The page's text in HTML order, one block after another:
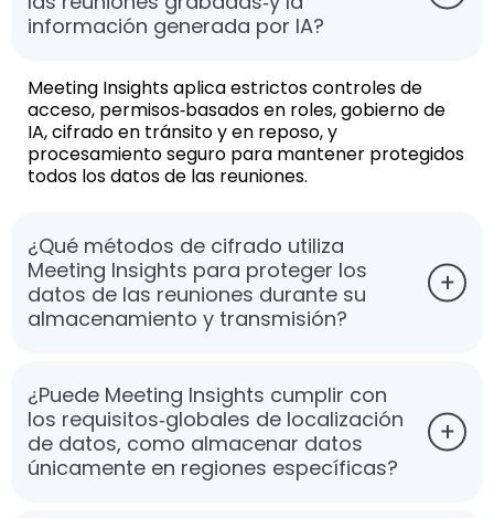
información generada por IA?
Meeting Insights aplica estrictos controles de
acceso, permisos‑basados en roles, gobierno de
IA, cifrado en tránsito y en reposo, y
procesamiento seguro para mantener protegidos
todos los datos de las reuniones.
¿Qué métodos de cifrado utiliza
Meeting Insights para proteger los
datos de las reuniones durante su
almacenamiento y transmisión?
¿Puede Meeting Insights cumplir con
los requisitos‑globales de localización
de datos, como almacenar datos
únicamente en regiones específicas?